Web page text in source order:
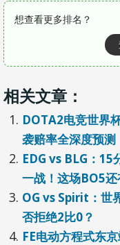
想查看更多排名？
相关文章：
DOTA2电竞世界
袭赔率全深度预测
EDG vs BLG：15
一战！这场BO5还
OG vs Spirit：世
否拒绝2比0？
FE电动方程式东